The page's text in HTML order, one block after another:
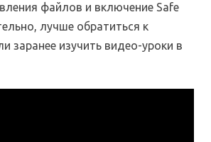
файлов и включение Safe
лучше обратиться к
заранее изучить видео-уроки в